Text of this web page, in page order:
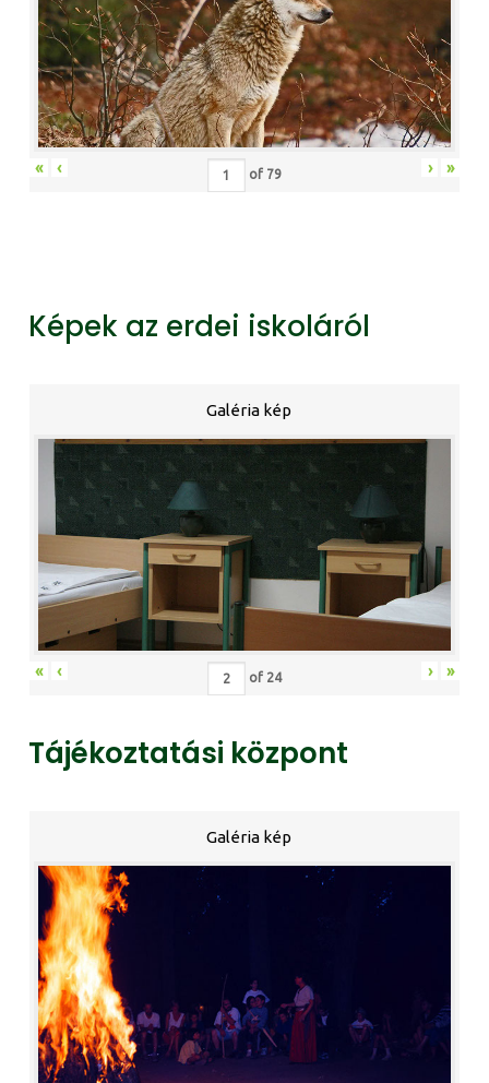
« ‹ of 79 › »
Képek az erdei iskoláról
Galéria kép
« ‹ of 24 › »
Tájékoztatási központ
Galéria kép